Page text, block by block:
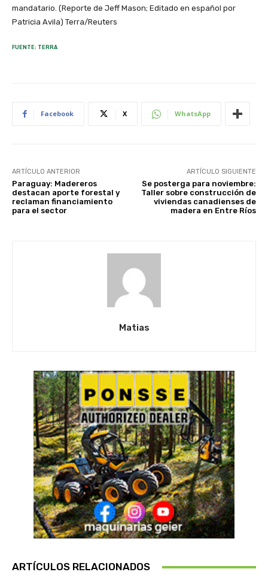
mandatario. (Reporte de Jeff Mason; Editado en español por
Patricia Avila) Terra/Reuters
FUENTE: TERRA
Facebook X WhatsApp
ARTÍCULO ANTERIOR
Paraguay: Madereros
destacan aporte forestal y
reclaman financiamiento
para el sector
ARTÍCULO SIGUIENTE
Se posterga para noviembre:
Taller sobre construcción de
viviendas canadienses de
madera en Entre Ríos
Matias
ARTÍCULOS RELACIONADOS